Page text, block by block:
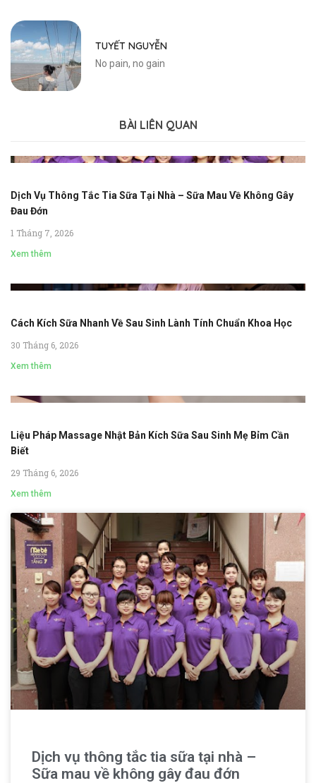
TUYẾT NGUYỄN
No pain, no gain
BÀI LIÊN QUAN
Dịch Vụ Thông Tắc Tia Sữa Tại Nhà – Sữa Mau Về Không Gây
Đau Đớn
1 Tháng 7, 2026
Xem thêm
Cách Kích Sữa Nhanh Về Sau Sinh Lành Tính Chuẩn Khoa Học
30 Tháng 6, 2026
Xem thêm
Liệu Pháp Massage Nhật Bản Kích Sữa Sau Sinh Mẹ Bỉm Cần
Biết
29 Tháng 6, 2026
Xem thêm
Dịch vụ thông tắc tia sữa tại nhà –
Sữa mau về không gây đau đớn